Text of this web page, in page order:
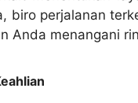
biro perjalanan
Anda menangani